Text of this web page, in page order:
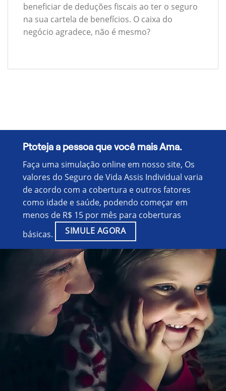
beneficiar de deduções fiscais ao ter o seguro
na sua cartela de benefícios. O caixa do
negócio agradece, não é mesmo?
Ptoteja a pessoa que você mais Ama.
Faça uma simulação online em nosso site, Os
valores do Seguro de Vida Assis Individual varia
de acordo com a cobertura e outros fatores
como idade e saúde, podendo começar em
menos de R$ 15 por mês para coberturas
básicas.
SIMULE AGORA